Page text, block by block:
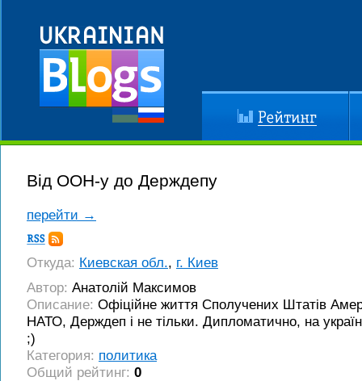
Рейтинг
Від ООН-у до Держдепу
перейти →
Подписка
Откуда: Киевская обл., г. Киев
Автор: Анатолій Максимов
Описание: Офіційне життя Сполучених Штатів
НАТО, Держдеп і не тільки. Дипломатично, на
;)
Категория: политика
Общий рейтинг: 0